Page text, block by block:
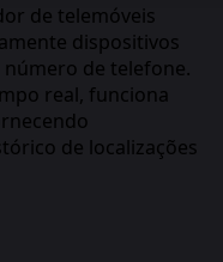
de telemóveis
dispositivos
de telefone.
real, funciona
de localizações